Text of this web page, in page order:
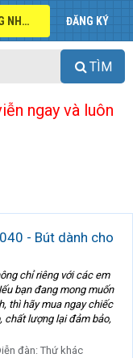
ĐĂNG NHẬP ĐĂNG KÝ
TÌM
ngay và luôn
- Bút dành cho
chỉ riêng với các em
bạn đang mong muốn
thì hãy mua ngay chiếc
chất lượng lại đảm bảo,
đàn:Thứ khác